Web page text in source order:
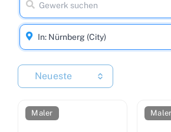
Neueste
Maler Maler